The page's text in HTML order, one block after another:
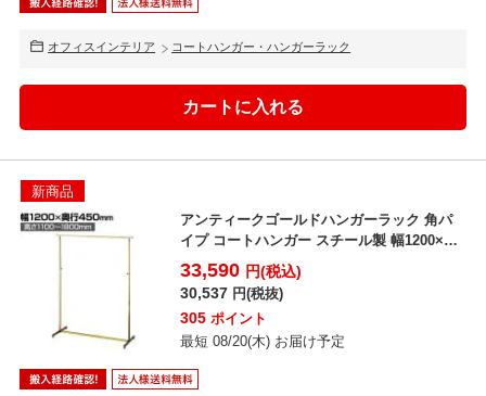
オフィスインテリア コートハンガー・ハンガーラック
新商品
アンティークゴールドハンガーラック 角パ
イプ コートハンガー スチール製 幅1200×奥
行450×高...
33,590 円(税込)
30,537 円(税抜)
305 ポイント
最短 08/20(木) お届け予定